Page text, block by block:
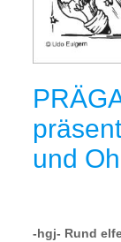
und
-hgj- Rund